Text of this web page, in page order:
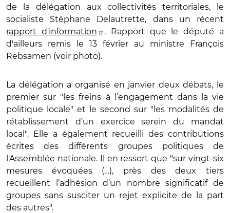
de la délégation aux collectivités territoriales, le
socialiste Stéphane Delautrette, dans un récent
rapport d'information
. Rapport que le député a
d'ailleurs remis le 13 février au ministre François
Rebsamen (voir photo).
La délégation a organisé en janvier deux débats, le
premier sur "les freins à l’engagement dans la vie
politique locale" et le second sur "les modalités de
rétablissement d’un exercice serein du mandat
local". Elle a également recueilli des contributions
écrites des différents groupes politiques de
l'Assemblée nationale. Il en ressort que "sur vingt-six
mesures évoquées (…), près des deux tiers
recueillent l’adhésion d’un nombre significatif de
groupes sans susciter un rejet explicite de la part
des autres".